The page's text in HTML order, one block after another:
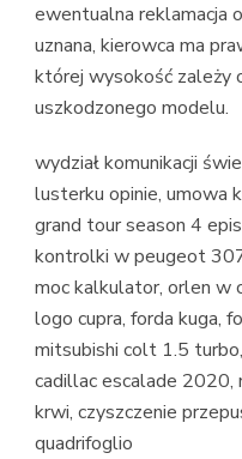
ewentualna reklamacja
uznana, kierowca ma
której wysokość zależy
uszkodzonego modelu.
wydział komunikacji
lusterku opinie, umowa
grand tour season 4
kontrolki w peugeot
moc kalkulator, orlen w
logo cupra, forda kuga,
mitsubishi colt 1.5
cadillac escalade
krwi, czyszczenie
quadrifoglio